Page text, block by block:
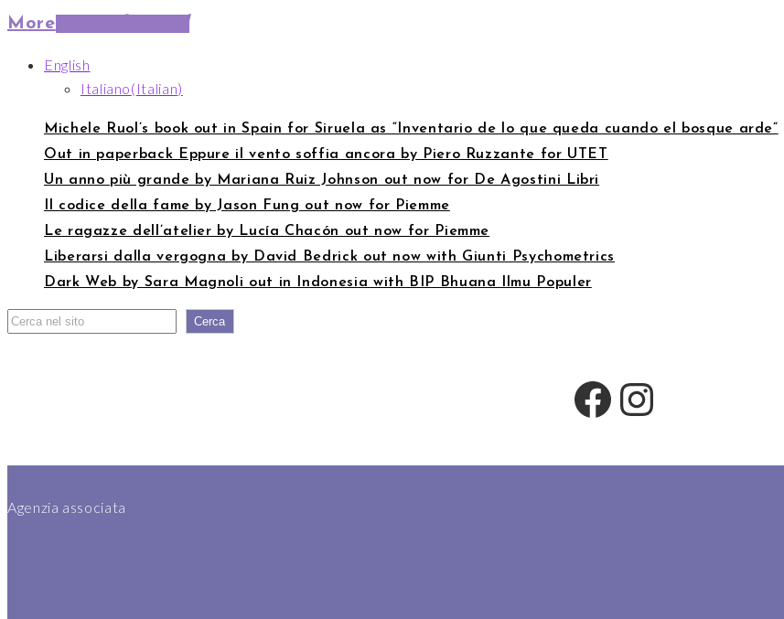
More
English
Italiano( Italian)
Michele Ruol’s book out in Spain for Siruela as “Inventario de lo que queda cuando el bosque arde”
Out in paperback Eppure il vento soffia ancora by Piero Ruzzante for UTET
Un anno più grande by Mariana Ruiz Johnson out now for De Agostini Libri
Il codice della fame by Jason Fung out now for Piemme
Le ragazze dell’atelier by Lucía Chacón out now for Piemme
Liberarsi dalla vergogna by David Bedrick out now with Giunti Psychometrics
Dark Web by Sara Magnoli out in Indonesia with BIP Bhuana Ilmu Populer
Search Cerca
Facebook
Instagram
Agenzia associata